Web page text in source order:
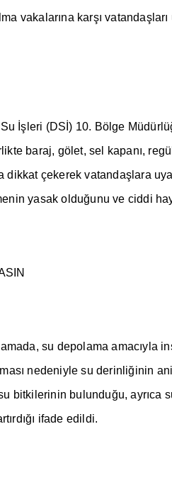
vakalarına karşı vatandaşları
İş leri (DS İ) 10. Bölge Müdürlü
baraj, gölet, sel kapanı,
dikkat çekerek vatandaş lara
yasak olduğunu ve ciddi
su depolama amacıyla in
ı nedeniyle su derinliğinin
bitkilerinin bulunduğu, ayrıca
ırdığı ifade edildi.